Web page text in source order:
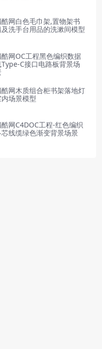
酷网白色毛巾架,置物架书
洗手台用品的洗漱间模型
酷网OC工程黑色编织数据
C接口电路板背景场
酷网木质组合柜书架落地灯
场景模型
酷网C4DOC工程-红色编织
芯线缆绿色渐变背景场景